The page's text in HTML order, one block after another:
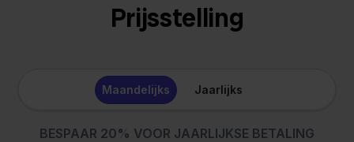
Prijsstelling
Maandelijks Jaarlijks
BESPAAR 20% VOOR JAARLIJKSE BETALING